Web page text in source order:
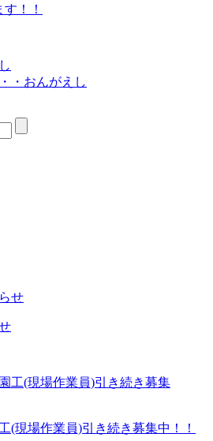
！！
・・おんがえし
場作業員)引き続き募集中！！